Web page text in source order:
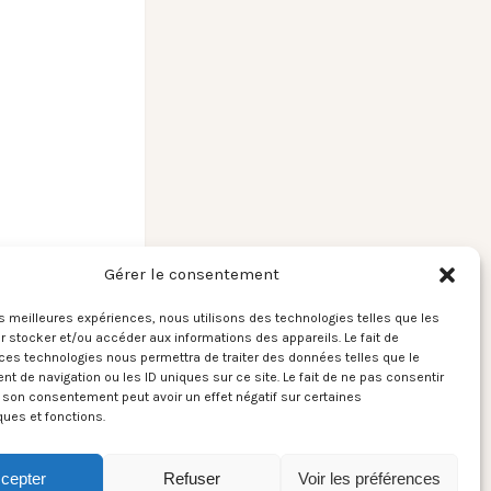
Gérer le consentement
meilleures expériences, nous utilisons des technologies telles que les
stocker et/ou accéder aux informations des appareils. Le fait de
technologies nous permettra de traiter des données telles que le
de navigation ou les ID uniques sur ce site. Le fait de ne pas consentir
son consentement peut avoir un effet négatif sur certaines
et fonctions.
Refuser Voir les préférences
– Thom Yorke /
Last I Heard →